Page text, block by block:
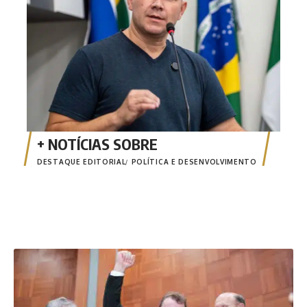
DESTAQUE EDITORIAL POLÍTICA E DESENVOLVIMENTO